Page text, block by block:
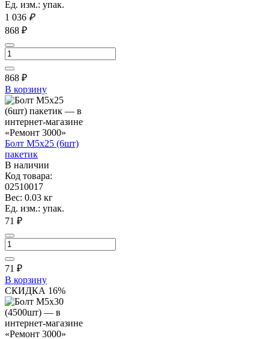
Ед. изм.: упак.
1 036 ₽
868 ₽
868 ₽
В корзину
Болт М5х25 (6шт)
пакетик
В наличии
Код товара:
02510017
Вес: 0.03 кг
Ед. изм.: упак.
71 ₽
71 ₽
В корзину
СКИДКА 16%